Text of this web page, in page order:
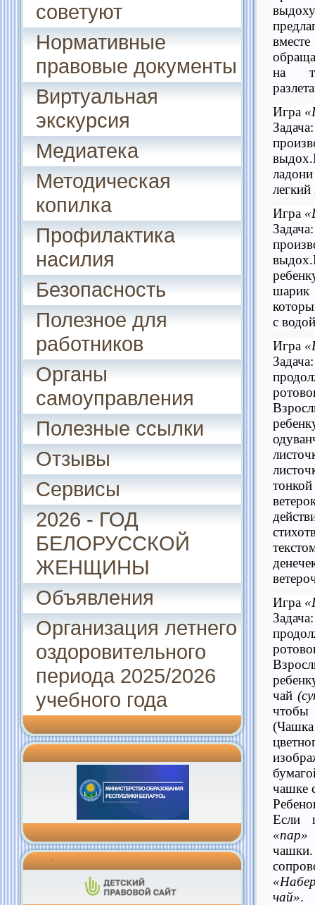
советуют
Нормативные
правовые документы
Виртуальная
экскурсия
Медиатека
Методическая
копилка
Профилактика
насилия
Безопасность
Полезное для
работников
Органы
самоуправления
Полезные ссылки
Отзывы
Сервисы
2026 - ГОД
БЕЛОРУССКОЙ
ЖЕНЩИНЫ
Объявления
Организация летнего
оздоровительного
периода 2025/2026
учебного года
-
на
Игра
Игра
с
Игра
Игра
чай
чтобы
чашке
Если
«пар»
чай».